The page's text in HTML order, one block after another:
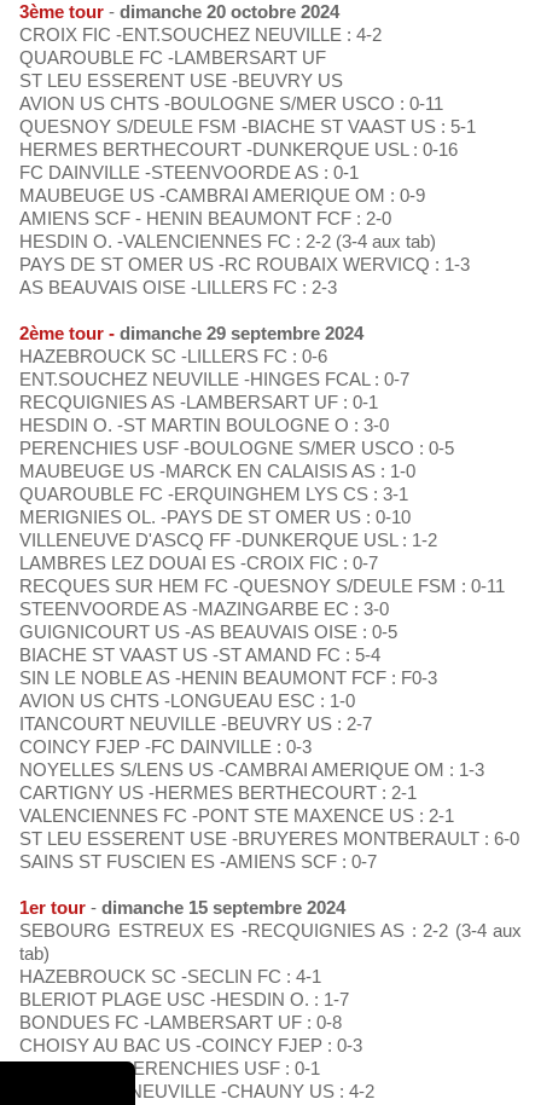
3ème tour - dimanche 20 octobre 2024
CROIX FIC -ENT.SOUCHEZ NEUVILLE : 4-2
QUAROUBLE FC -LAMBERSART UF
ST LEU ESSERENT USE -BEUVRY US
AVION US CHTS -BOULOGNE S/MER USCO : 0-11
QUESNOY S/DEULE FSM -BIACHE ST VAAST US : 5-1
HERMES BERTHECOURT -DUNKERQUE USL : 0-16
FC DAINVILLE -STEENVOORDE AS : 0-1
MAUBEUGE US -CAMBRAI AMERIQUE OM : 0-9
AMIENS SCF - HENIN BEAUMONT FCF : 2-0
HESDIN O. -VALENCIENNES FC : 2-2 (3-4 aux tab)
PAYS DE ST OMER US -RC ROUBAIX WERVICQ : 1-3
AS BEAUVAIS OISE -LILLERS FC : 2-3
2ème tour - dimanche 29 septembre 2024
HAZEBROUCK SC -LILLERS FC : 0-6
ENT.SOUCHEZ NEUVILLE -HINGES FCAL : 0-7
RECQUIGNIES AS -LAMBERSART UF : 0-1
HESDIN O. -ST MARTIN BOULOGNE O : 3-0
PERENCHIES USF -BOULOGNE S/MER USCO : 0-5
MAUBEUGE US -MARCK EN CALAISIS AS : 1-0
QUAROUBLE FC -ERQUINGHEM LYS CS : 3-1
MERIGNIES OL. -PAYS DE ST OMER US : 0-10
VILLENEUVE D'ASCQ FF -DUNKERQUE USL : 1-2
LAMBRES LEZ DOUAI ES -CROIX FIC : 0-7
RECQUES SUR HEM FC -QUESNOY S/DEULE FSM : 0-11
STEENVOORDE AS -MAZINGARBE EC : 3-0
GUIGNICOURT US -AS BEAUVAIS OISE : 0-5
BIACHE ST VAAST US -ST AMAND FC : 5-4
SIN LE NOBLE AS -HENIN BEAUMONT FCF : F0-3
AVION US CHTS -LONGUEAU ESC : 1-0
ITANCOURT NEUVILLE -BEUVRY US : 2-7
COINCY FJEP -FC DAINVILLE : 0-3
NOYELLES S/LENS US -CAMBRAI AMERIQUE OM : 1-3
CARTIGNY US -HERMES BERTHECOURT : 2-1
VALENCIENNES FC -PONT STE MAXENCE US : 2-1
ST LEU ESSERENT USE -BRUYERES MONTBERAULT : 6-0
SAINS ST FUSCIEN ES -AMIENS SCF : 0-7
1er tour - dimanche 15 septembre 2024
SEBOURG ESTREUX ES -RECQUIGNIES AS : 2-2 (3-4 aux
tab)
HAZEBROUCK SC -SECLIN FC : 4-1
BLERIOT PLAGE USC -HESDIN O. : 1-7
BONDUES FC -LAMBERSART UF : 0-8
CHOISY AU BAC US -COINCY FJEP : 0-3
LEERS OS -PERENCHIES USF : 0-1
ITANCOURT NEUVILLE -CHAUNY US : 4-2